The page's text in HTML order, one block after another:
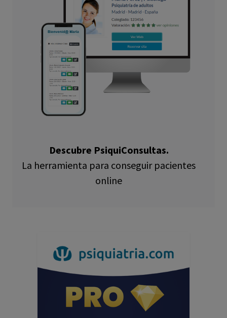
Descubre PsiquiConsultas.
La herramienta para conseguir pacientes
online